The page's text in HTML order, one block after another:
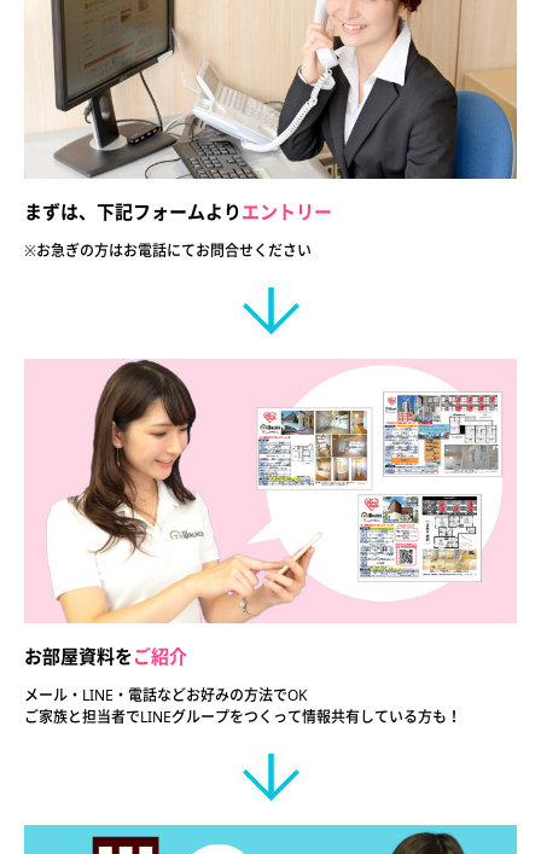
まずは、下記フォームよりエントリー
※お急ぎの方はお電話にてお問合せください
お部屋資料をご紹介
メール・LINE・電話などお好みの方法でOK
ご家族と担当者でLINEグループをつくって情報共有している方も！